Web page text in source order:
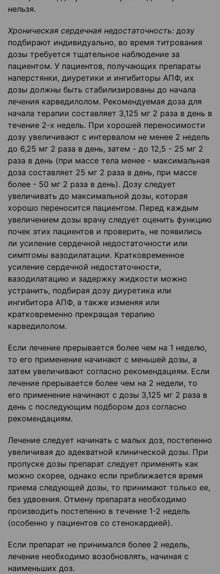
нельзя.
Хроническая сердечная недостаточность: дозу
подбирают индивидуально, во время титрования
дозы требуется тщательное наблюдение за
пациентом. У пациентов, получающих препараты
наперстянки, диуретики и ингибиторы АПФ, их
дозы должны быть стабилизированы до начала
лечения карведилолом. Рекомендуемая доза для
начала терапии составляет 3,125 мг 2 раза в день в
течение 2-х недель. При хорошей переносимости
дозу увеличивают с интервалом не менее 2 недель
до 6,25 мг 2 раза в день, затем - до 12,5 - 25 мг 2
раза в день (при массе тела менее - максимальная
доза составляет 25 мг 2 раза в день, при массе
более - 50 мг 2 раза в день). Дозу следует
увеличивать до максимальной дозы, которая
хорошо переносится пациентом. Перед каждым
увеличением дозы врачу следует оценить функцию
почек этих пациентов и проверить, не появились
ли усиление сердечной недостаточности или
симптомы вазодилатации. Кратковременное
усиление сердечной недостаточности,
вазодилатацию и задержку жидкости можно
устранить, подбирая дозу диуретика или
ингибитора АПФ, а также изменяя или
кратковременно прекращая терапию
карведилолом.
Если лечение прерывается более чем на 1 неделю,
то его применение начинают с меньшей дозы, а
затем увеличивают согласно рекомендациям. Если
лечение прерывается более чем на 2 недели, то
его применение начинают с дозы 3,125 мг 2 раза в
день с последующим подбором доз согласно
рекомендациям.
Лечение следует начинать с малых доз, постепенно
увеличивая до адекватной клинической дозы. При
пропуске дозы препарат следует применять как
можно скорее, однако если приближается время
приема следующей дозы, то принимают только ее,
без удвоения. Отмену препарата необходимо
производить постепенно в течение 1-2 недель
(особенно у пациентов со стенокардией).
Если препарат не принимался более 2 недель,
лечение необходимо возобновлять, начиная с
наименьших доз.